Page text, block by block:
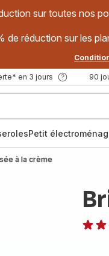
sur toutes nos
de réduction sur les
en 3 jours 90
Petit
à la crème